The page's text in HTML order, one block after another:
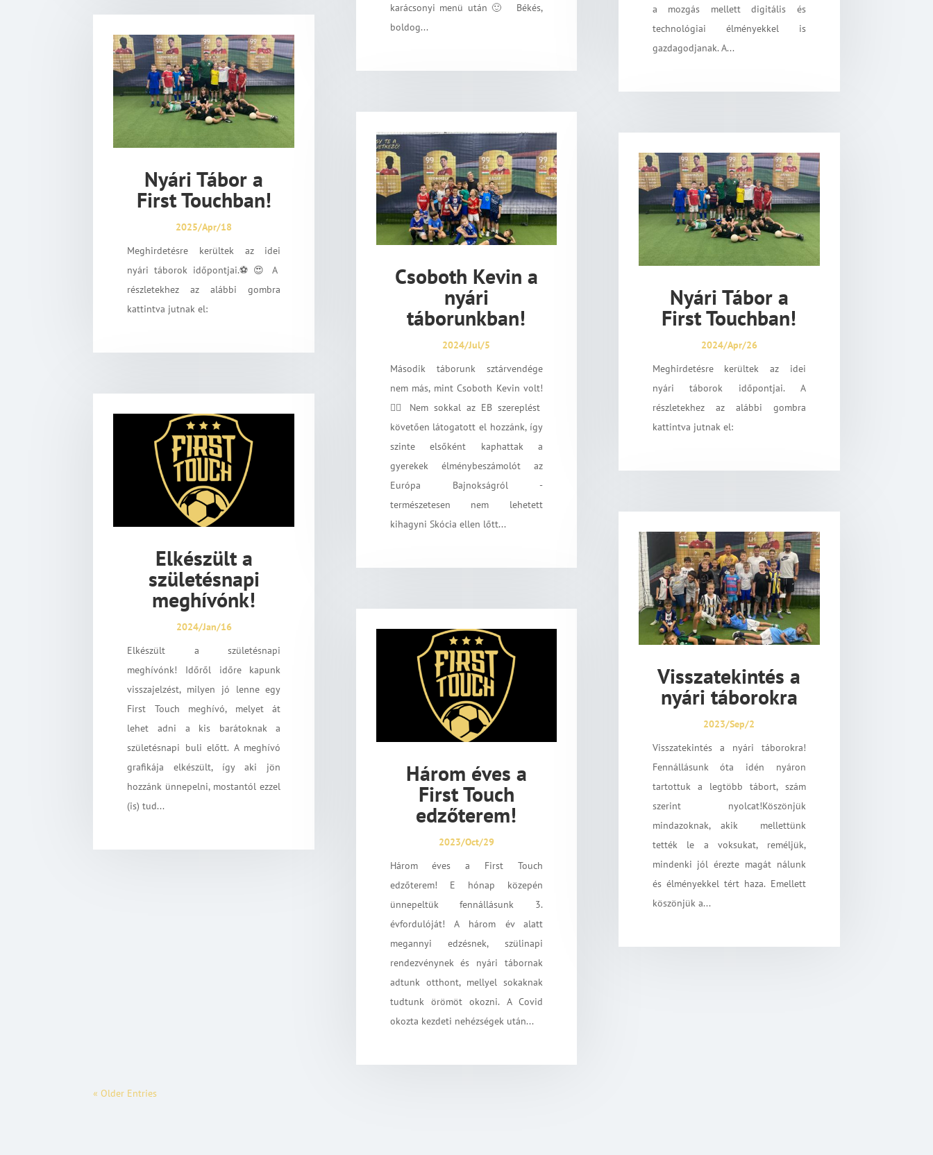
Nyári Tábor a
First Touchban!
2025/Apr/18
Meghirdetésre kerültek az idei
nyári táborok időpontjai.⚽️😍 A
részletekhez az alábbi gombra
kattintva jutnak el:
Elkészült a
születésnapi
meghívónk!
2024/Jan/16
Elkészült a születésnapi
meghívónk! Időről időre kapunk
visszajelzést, milyen jó lenne egy
First Touch meghívó, melyet át
lehet adni a kis barátoknak a
születésnapi buli előtt. A meghívó
grafikája elkészült, így aki jön
hozzánk ünnepelni, mostantól ezzel
(is) tud...
karácsonyi menü után 🙂 Békés,
boldog...
Csoboth Kevin a
nyári
táborunkban!
2024/Jul/5
Második táborunk sztárvendége
nem más, mint Csoboth Kevin volt!
☝🏼 Nem sokkal az EB szereplést
követően látogatott el hozzánk, így
szinte elsőként kaphattak a
gyerekek élménybeszámolót az
Európa Bajnokságról -
természetesen nem lehetett
kihagyni Skócia ellen lőtt...
Három éves a
First Touch
edzőterem!
2023/Oct/29
Három éves a First Touch
edzőterem! E hónap közepén
ünnepeltük fennállásunk 3.
évfordulóját! A három év alatt
megannyi edzésnek, szülinapi
rendezvénynek és nyári tábornak
adtunk otthont, mellyel sokaknak
tudtunk örömöt okozni. A Covid
okozta kezdeti nehézségek után...
a mozgás mellett digitális és
technológiai élményekkel is
gazdagodjanak. A...
Nyári Tábor a
First Touchban!
2024/Apr/26
Meghirdetésre kerültek az idei
nyári táborok időpontjai. A
részletekhez az alábbi gombra
kattintva jutnak el:
Visszatekintés a
nyári táborokra
2023/Sep/2
Visszatekintés a nyári táborokra!
Fennállásunk óta idén nyáron
tartottuk a legtöbb tábort, szám
szerint nyolcat!Köszönjük
mindazoknak, akik mellettünk
tették le a voksukat, reméljük,
mindenki jól érezte magát nálunk
és élményekkel tért haza. Emellett
köszönjük a...
« Older Entries